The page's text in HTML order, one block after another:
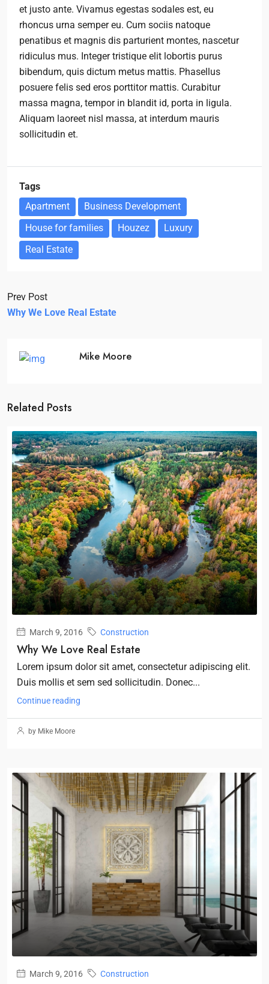
et justo ante. Vivamus egestas sodales est, eu
rhoncus urna semper eu. Cum sociis natoque
penatibus et magnis dis parturient montes, nascetur
ridiculus mus. Integer tristique elit lobortis purus
bibendum, quis dictum metus mattis. Phasellus
posuere felis sed eros porttitor mattis. Curabitur
massa magna, tempor in blandit id, porta in ligula.
Aliquam laoreet nisl massa, at interdum mauris
sollicitudin et.
Tags
Apartment
Business Development
House for families
Houzez
Luxury
Real Estate
Prev Post
Why We Love Real Estate
Mike Moore
Related Posts
March 9, 2016 Construction
Why We Love Real Estate
Lorem ipsum dolor sit amet, consectetur adipiscing elit.
Duis mollis et sem sed sollicitudin. Donec...
Continue reading
by Mike Moore
March 9, 2016 Construction